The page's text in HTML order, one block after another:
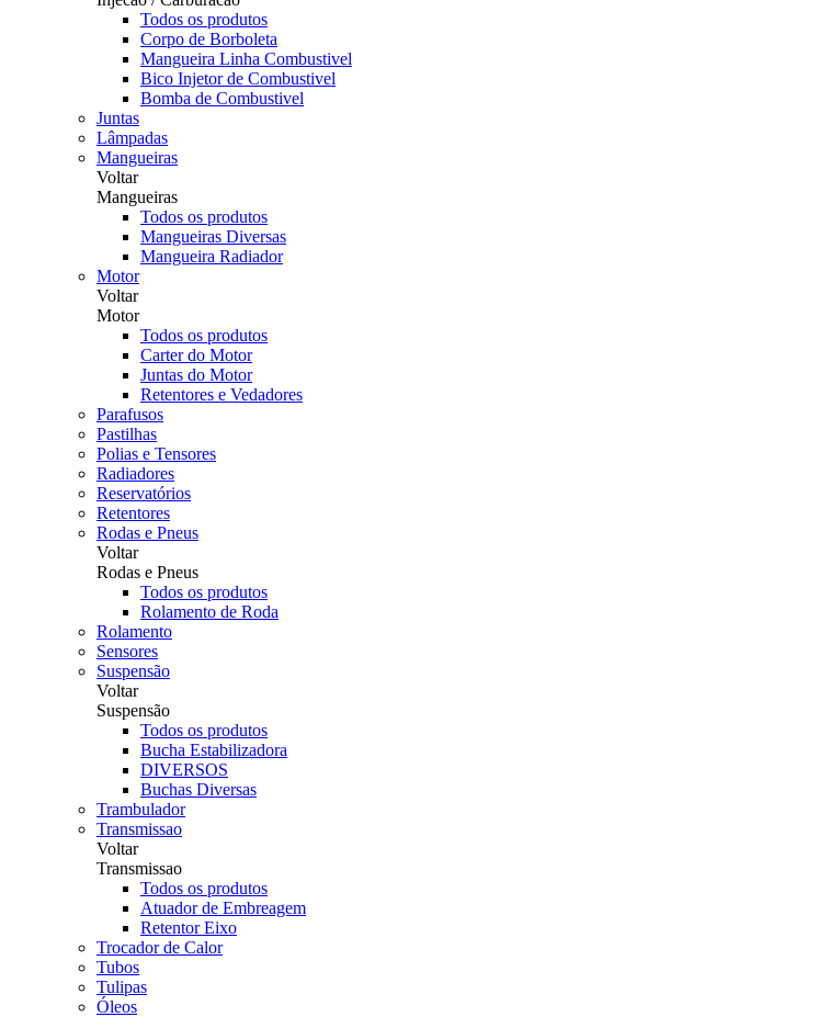
Todos os produtos
Corpo de Borboleta
Mangueira Linha Combustivel
Bico Injetor de Combustivel
Bomba de Combustivel
Juntas
Lâmpadas
Mangueiras
Voltar
Mangueiras
Todos os produtos
Mangueiras Diversas
Mangueira Radiador
Motor
Voltar
Motor
Todos os produtos
Carter do Motor
Juntas do Motor
Retentores e Vedadores
Parafusos
Pastilhas
Polias e Tensores
Radiadores
Reservatórios
Retentores
Rodas e Pneus
Voltar
Rodas e Pneus
Todos os produtos
Rolamento de Roda
Rolamento
Sensores
Suspensão
Voltar
Suspensão
Todos os produtos
Bucha Estabilizadora
DIVERSOS
Buchas Diversas
Trambulador
Transmissao
Voltar
Transmissao
Todos os produtos
Atuador de Embreagem
Retentor Eixo
Trocador de Calor
Tubos
Tulipas
Óleos